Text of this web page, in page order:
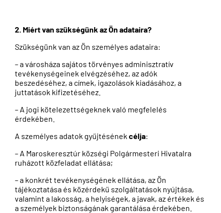
2. Miért van szükségünk az Ön adataira?
Szükségünk van az Ön személyes adataira:
– a városháza sajátos törvényes adminisztratív
tevékenységeinek elvégzéséhez, az adók
beszedéséhez, a címek, igazolások kiadásához, a
juttatások kifizetéséhez.
– A jogi kötelezettségeknek való megfelelés
érdekében.
A személyes adatok gyűjtésének célja:
– A Maroskeresztúr községi Polgármesteri Hivatalra
ruházott közfeladat ellátása;
– a konkrét tevékenységének ellátása, az Ön
tájékoztatása és közérdekű szolgáltatások nyújtása,
valamint a lakosság, a helyiségek, a javak, az értékek és
a személyek biztonságának garantálása érdekében.